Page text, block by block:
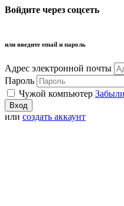
Войдите через соцсеть
или введите email и пароль
Адрес электронной почты
Пароль
Чужой компьютер
или создать аккаунт